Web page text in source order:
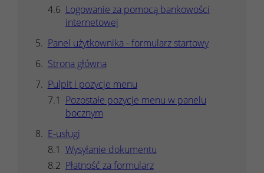
Logowanie za pomocą bankowości
internetowej
Panel użytkownika - formularz startowy
Strona główna
Pulpit i pozycje menu
Pozostałe pozycje menu w panelu
bocznym
E-usługi
Wysyłanie dokumentu
Płatność za formularz